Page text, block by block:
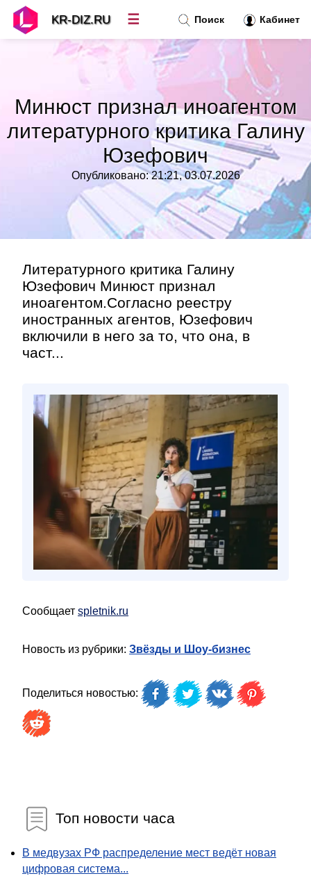
Минюст признал иноагентом
литературного критика Галину
Юзефович
Опубликовано: 21:21, 03.07.2026
Литературного критика Галину
Юзефович Минюст признал
иноагентом.Согласно реестру
иностранных агентов, Юзефович
включили в него за то, что она, в
част...
Сообщает spletnik.ru
Новость из рубрики: Звёзды и Шоу-бизнес
Поделиться новостью:
Топ новости часа
В медвузах РФ распределение мест ведёт новая
цифровая система...
Поиск Кабинет
KR-DIZ.RU ☰
Топ новостей
»
Контакт»